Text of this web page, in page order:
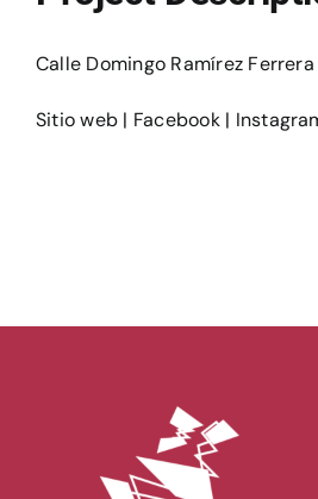
Calle Domingo Ramírez Ferrera
Sitio web | Facebook|